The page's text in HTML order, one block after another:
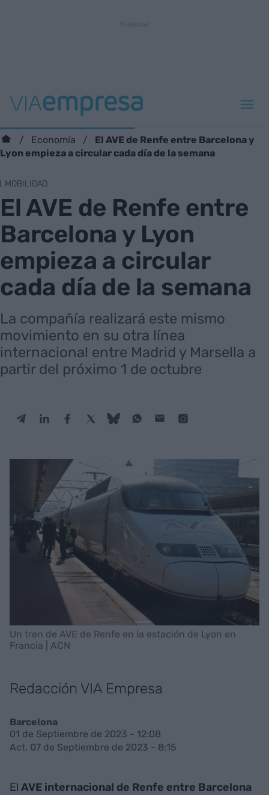
Economía
El AVE de Renfe entre Barcelona y
Lyon empieza a circular cada día de la semana
MOBILIDAD
El AVE de Renfe entre
Barcelona y Lyon
empieza a circular
cada día de la semana
La compañía realizará este mismo
movimiento en su otra línea
internacional entre Madrid y Marsella a
partir del próximo 1 de octubre
Un tren de AVE de Renfe en la estación de Lyon en
Francia | ACN
Redacción VIA Empresa
Barcelona
01 de Septiembre de 2023 - 12:08
Act. 07 de Septiembre de 2023 - 8:15
El AVE internacional de Renfe entre Barcelona